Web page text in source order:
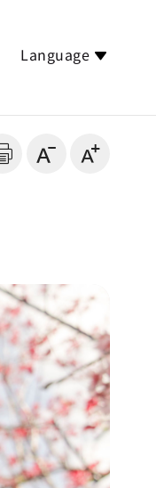
Language